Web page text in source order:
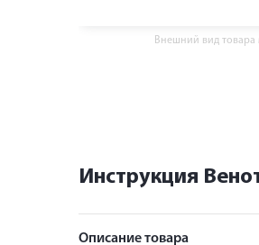
Внешний вид товара
Инструкция
Описание товара